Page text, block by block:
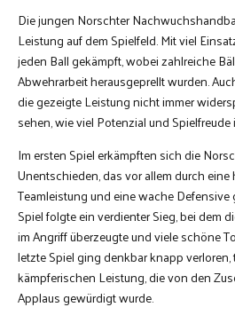
Die jungen Norschter
Leistung auf dem Spielfeld. Mit viel
jeden Ball gekämpft, wobei zahlreiche
Abwehrarbeit herausgeprellt wurden.
die gezeigte Leistung nicht immer
sehen, wie viel Potenzial und
Im ersten Spiel erkämpften sich die
Unentschieden, das vor allem durch
Teamleistung und eine wache
Spiel folgte ein verdienter Sieg, bei dem
im Angriff überzeugte und viele schöne
letzte Spiel ging denkbar knapp
kämpferischen Leistung, die von den
Applaus gewürdigt wurde.